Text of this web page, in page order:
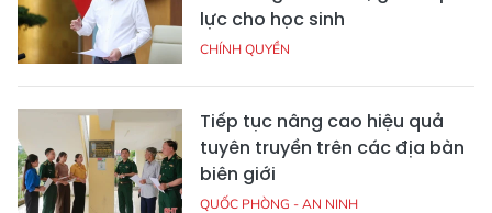
lực cho học sinh
CHÍNH QUYỀN
Tiếp tục nâng cao hiệu quả
tuyên truyền trên các địa bàn
biên giới
QUỐC PHÒNG - AN NINH